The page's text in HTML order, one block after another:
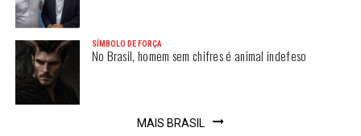
SÍMBOLO DE FORÇA
No Brasil, homem sem chifres é animal indefeso
MAIS BRASIL